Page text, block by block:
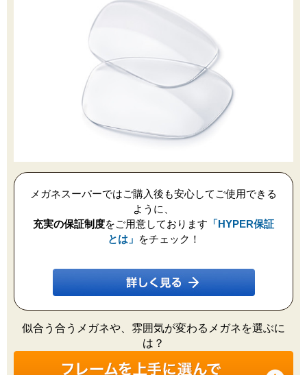
メガネスーパーではご購入後も安心してご使用できる
ように、
充実の保証制度をご用意しております 「HYPER保証
とは」
をチェック！
似合う合うメガネや、雰囲気が変わるメガネを選ぶに
は？